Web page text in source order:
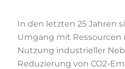
In den letzten 25 Jahren
Umgang mit
Nutzung industrieller
Reduzierung von CO2-